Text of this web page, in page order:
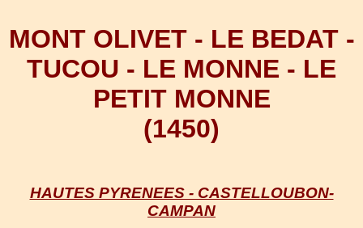
MONT OLIVET - LE BEDAT -
TUCOU - LE MONNE - LE
PETIT MONNE
(1450)
HAUTES PYRENEES - CASTELLOUBON-
CAMPAN